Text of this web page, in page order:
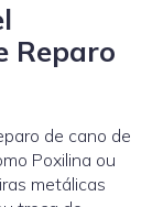
Reparo
de cano de
Poxilina ou
metálicas